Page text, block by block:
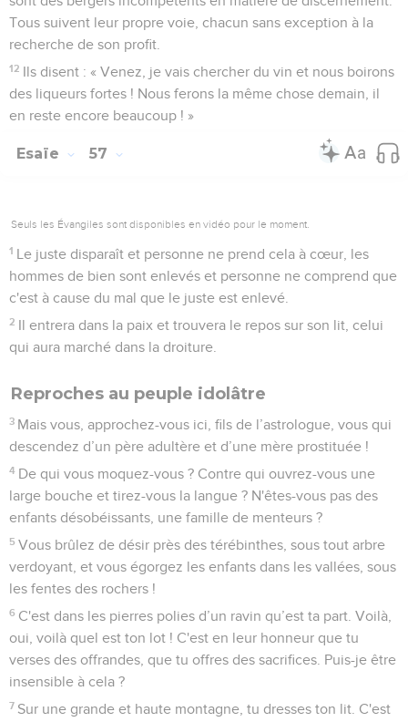
Tous suivent leur propre voie, chacun sans exception à la
recherche de son profit.
12 Ils disent : « Venez, je vais chercher du vin et nous boirons
des liqueurs fortes ! Nous ferons la même chose demain, il
en reste encore beaucoup ! »
Esaïe 57
Seuls les Évangiles sont disponibles en vidéo pour le moment.
1 Le juste disparaît et personne ne prend cela à cœur, les
hommes de bien sont enlevés et personne ne comprend que
c'est à cause du mal que le juste est enlevé.
2 Il entrera dans la paix et trouvera le repos sur son lit, celui
qui aura marché dans la droiture.
Reproches au peuple idolâtre
3 Mais vous, approchez-vous ici, fils de l’astrologue, vous qui
descendez d’un père adultère et d’une mère prostituée !
4 De qui vous moquez-vous ? Contre qui ouvrez-vous une
large bouche et tirez-vous la langue ? N'êtes-vous pas des
enfants désobéissants, une famille de menteurs ?
5 Vous brûlez de désir près des térébinthes, sous tout arbre
verdoyant, et vous égorgez les enfants dans les vallées, sous
les fentes des rochers !
6 C'est dans les pierres polies d’un ravin qu’est ta part. Voilà,
oui, voilà quel est ton lot ! C'est en leur honneur que tu
verses des offrandes, que tu offres des sacrifices. Puis-je être
insensible à cela ?
7 Sur une grande et haute montagne, tu dresses ton lit. C'est